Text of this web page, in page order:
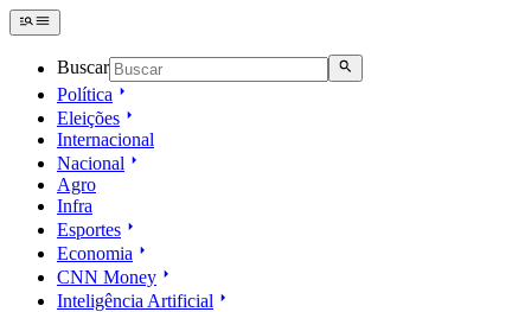
Buscar
Política
Eleições
Internacional
Nacional
Agro
Infra
Esportes
Economia
CNN Money
Inteligência Artificial